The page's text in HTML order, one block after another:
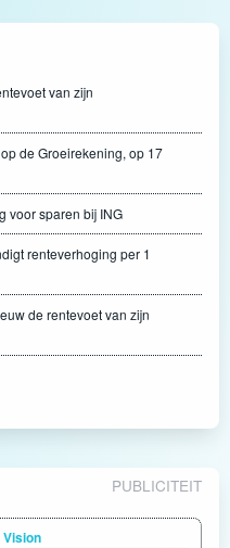
van zijn
de Groeirekening, op 17
voor sparen bij ING
renteverhoging per 1
de rentevoet van zijn
PUBLICITEIT
Vision